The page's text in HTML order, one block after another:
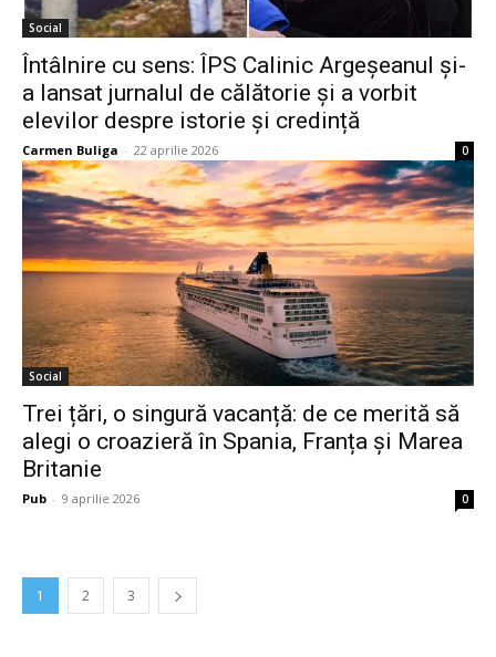
Social
Întâlnire cu sens: ÎPS Calinic Argeșeanul și-
a lansat jurnalul de călătorie și a vorbit
elevilor despre istorie și credință
Carmen Buliga - 22 aprilie 2026 0
Social
Trei țări, o singură vacanță: de ce merită să
alegi o croazieră în Spania, Franța și Marea
Britanie
Pub - 9 aprilie 2026 0
1 2 3